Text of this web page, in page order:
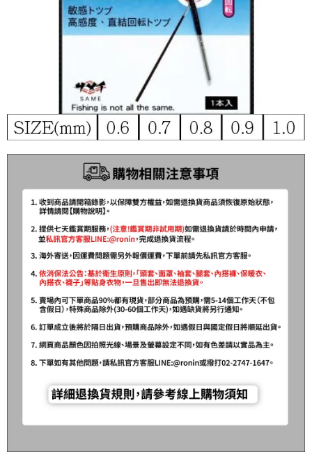
時審查核予不同之上限額度；若仍有額度不足之情形，本公司將視審查結果
請求用戶進行身份認證。
５．嚴禁一人註冊多個帳號或使用他人資訊註冊。若發現惡意使用之情形，
恩沛科技股份有限公司將有權停止該用戶之使用額度並採取法律行動。
每筆NT$200，滿NT$3,000(含以上)免運費
國家/地區配送(**下單前請私訊客服確認實際運費(運費另